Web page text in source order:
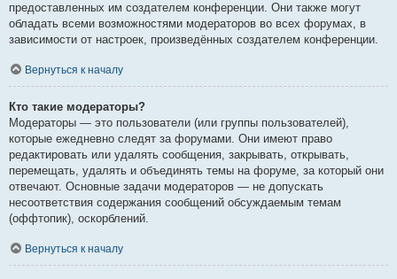
предоставленных им создателем конференции. Они также могут
обладать всеми возможностями модераторов во всех форумах, в
зависимости от настроек, произведённых создателем конференции.
Вернуться к началу
Кто такие модераторы?
Модераторы — это пользователи (или группы пользователей),
которые ежедневно следят за форумами. Они имеют право
редактировать или удалять сообщения, закрывать, открывать,
перемещать, удалять и объединять темы на форуме, за который они
отвечают. Основные задачи модераторов — не допускать
несоответствия содержания сообщений обсуждаемым темам
(оффтопик), оскорблений.
Вернуться к началу